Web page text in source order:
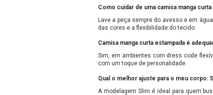
Como cuidar de uma camisa manga
Lave a peça sempre do avesso e em
das cores e a flexibilidade do tecido.
Camisa manga curta estampada é
Sim, em ambientes com dress code
com um toque de personalidade.
Qual o melhor ajuste para o meu corpo:
A modelagem Slim é ideal para quem